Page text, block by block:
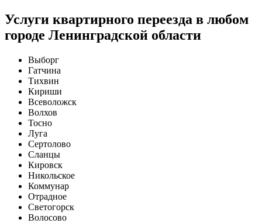
Услуги квартирного переезда в любом
городе Ленинградской области
Выборг
Гатчина
Тихвин
Кириши
Всеволожск
Волхов
Тосно
Луга
Сертолово
Сланцы
Кировск
Никольское
Коммунар
Отрадное
Светогорск
Волосово